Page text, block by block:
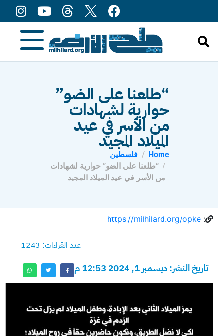
“طلعنا على الضو”
حوارية لشهادات
من الأسر في عيد
الميلاد المجيد
Home
فلسطين
“طلعنا على الضو” حوارية لشهادات
من الأسر في عيد الميلاد المجيد
:
https://milhilard.org/opke
عدد القراءات: 1243
تاريخ النشر: ديسمبر 1, 2024 12:53 م